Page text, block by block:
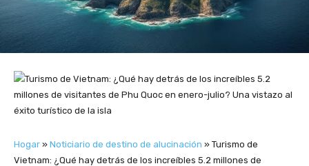
Hogar » Noticiario de destino de alucinación » Turismo de
Vietnam: ¿Qué hay detrás de los increíbles 5.2 millones de